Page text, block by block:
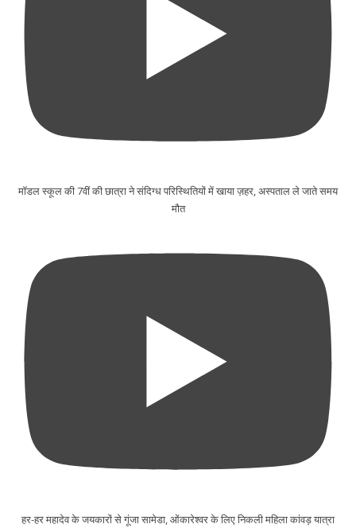
मॉडल स्कूल की 7वीं की छात्रा ने संदिग्ध परिस्थितियों में खाया ज़हर, अस्पताल ले जाते समय
मौत
हर-हर महादेव के जयकारों से गूंजा सामेडा, ओंकारेश्वर के लिए निकली महिला कांवड़ यात्रा